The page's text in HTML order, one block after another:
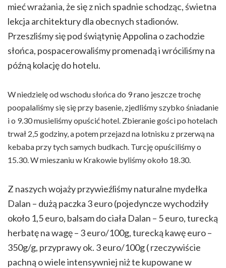
mieć wrażania, że się z nich spadnie schodząc, świetna
lekcja architektury dla obecnych stadionów.
Przeszliśmy się pod świątynię Appolina o zachodzie
słońca, pospacerowaliśmy promenadą i wróciliśmy na
późną kolację do hotelu.
W niedzielę od wschodu słońca do 9 rano jeszcze trochę
poopalaliśmy się się przy basenie, zjedliśmy szybko śniadanie
i o 9.30 musieliśmy opuścić hotel. Zbieranie gości po hotelach
trwał 2,5 godziny, a potem przejazd na lotnisku z przerwą na
kebaba przy tych samych budkach. Turcję opuściliśmy o
15.30. W mieszaniu w Krakowie byliśmy około 18.30.
Z naszych wojaży przywieźliśmy naturalne mydełka
Dalan – dużą paczka 3 euro (pojedyncze wychodziły
około 1,5 euro, balsam do ciała Dalan – 5 euro, turecką
herbatę na wagę – 3 euro/100g, turecką kawę euro –
350g/g, przyprawy ok. 3 euro/100g ( rzeczywiście
pachną o wiele intensywniej niż te kupowane w